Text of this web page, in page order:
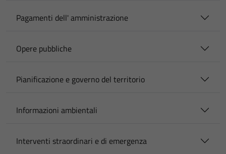
Pagamenti dell' amministrazione
Opere pubbliche
Pianificazione e governo del territorio
Informazioni ambientali
Interventi straordinari e di emergenza